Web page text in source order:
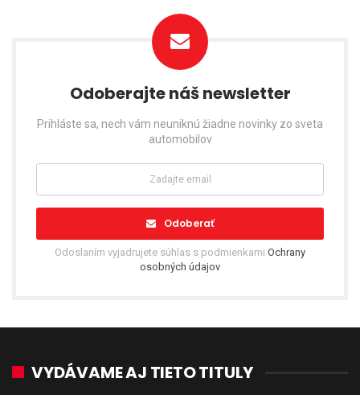
Odoberajte náš newsletter
Prihláste sa, nech vám neuniknú žiadne novinky zo sveta
automobilov
Odoberať
Odoslaním vyjadrujete súhlas s podmienkami Ochrany
osobných údajov
VYDÁVAME AJ TIETO TITULY